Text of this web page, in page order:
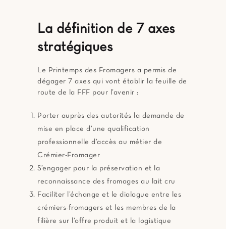
La définition de 7 axes
stratégiques
Le Printemps des Fromagers a permis de
dégager 7 axes qui vont établir la feuille de
route de la FFF pour l’avenir :
Porter auprès des autorités la demande de
mise en place d’une qualification
professionnelle d’accès au métier de
Crémier-Fromager
S’engager pour la préservation et la
reconnaissance des fromages au lait cru
Faciliter l’échange et le dialogue entre les
crémiers-fromagers et les membres de la
filière sur l’offre produit et la logistique